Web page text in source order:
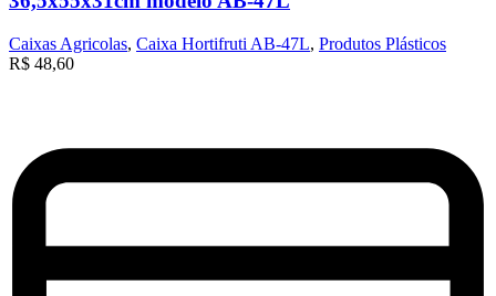
Caixas Agricolas, Caixa Hortifruti AB-47L, Produtos Plásticos
R$ 48,60